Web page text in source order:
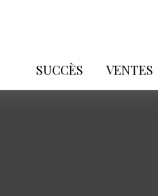
SUCCÈS VENTES